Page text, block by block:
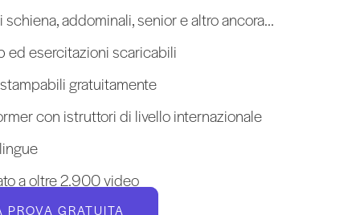
addominali, senior e altro ancora...
ed esercitazioni scaricabili
gratuitamente
con istruttori di livello internazionale
a oltre 2.900 video
GRATUITA